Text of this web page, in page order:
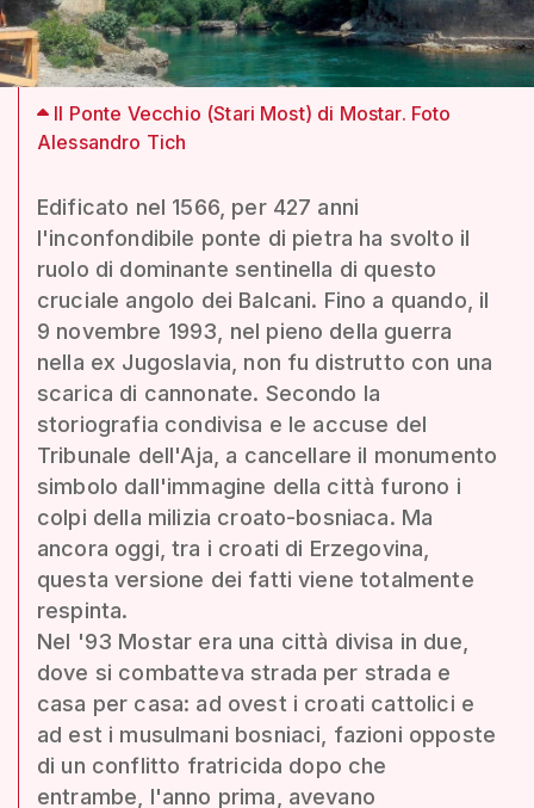
Il Ponte Vecchio (Stari Most) di Mostar. Foto
Alessandro Tich
Edificato nel 1566, per 427 anni
l'inconfondibile ponte di pietra ha svolto il
ruolo di dominante sentinella di questo
cruciale angolo dei Balcani. Fino a quando, il
9 novembre 1993, nel pieno della guerra
nella ex Jugoslavia, non fu distrutto con una
scarica di cannonate. Secondo la
storiografia condivisa e le accuse del
Tribunale dell'Aja, a cancellare il monumento
simbolo dall'immagine della città furono i
colpi della milizia croato-bosniaca. Ma
ancora oggi, tra i croati di Erzegovina,
questa versione dei fatti viene totalmente
respinta.
Nel '93 Mostar era una città divisa in due,
dove si combatteva strada per strada e
casa per casa: ad ovest i croati cattolici e
ad est i musulmani bosniaci, fazioni opposte
di un conflitto fratricida dopo che
entrambe, l'anno prima, avevano